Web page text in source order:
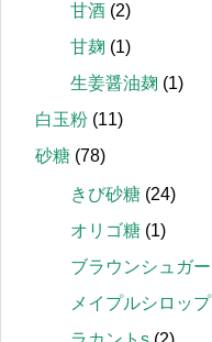
甘酒 (2)
甘麹 (1)
生姜醤油麹 (1)
白玉粉 (11)
砂糖 (78)
きび砂糖 (24)
オリゴ糖 (1)
ブラウンシュガー
メイプルシロップ